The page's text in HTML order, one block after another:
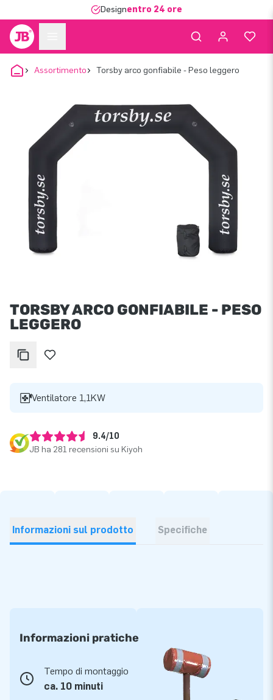
Designentro 24 ore
Assortimento Torsby arco gonfiabile - Peso leggero
TORSBY ARCO GONFIABILE - PESO
LEGGERO
Ventilatore 1,1KW
9.4/10
JB ha 281 recensioni su Kiyoh
Informazioni sul prodotto Specifiche
Informazioni pratiche
Tempo di montaggio
ca. 10 minuti